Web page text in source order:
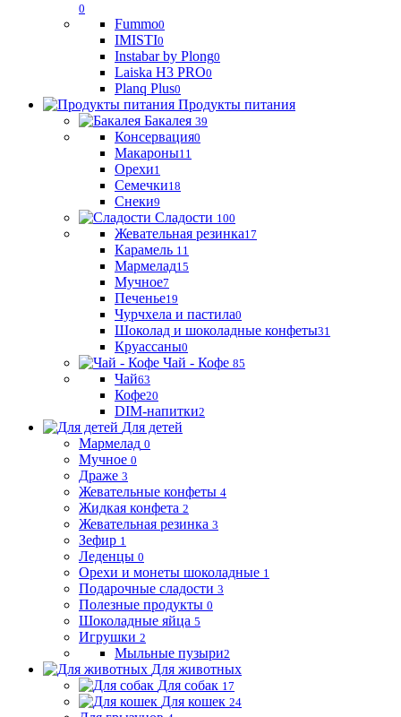
0
Fummo0
IMISTI0
Instabar by Plong0
Laiska H3 PRO0
Planq Plus0
Продукты питания
Бакалея 39
Консервация0
Макароны11
Орехи1
Семечки18
Снеки9
Сладости 100
Жевательная резинка17
Карамель 11
Мармелад15
Мучное7
Печенье19
Чурчхела и пастила0
Шоколад и шоколадные конфеты31
Круассаны0
Чай - Кофе 85
Чай63
Кофе20
DIM-напитки2
Для детей
Мармелад 0
Мучное 0
Драже 3
Жевательные конфеты 4
Жидкая конфета 2
Жевательная резинка 3
Зефир 1
Леденцы 0
Орехи и монеты шоколадные 1
Подарочные сладости 3
Полезные продукты 0
Шоколадные яйца 5
Игрушки 2
Мыльные пузыри2
Для животных
Для собак 17
Для кошек 24